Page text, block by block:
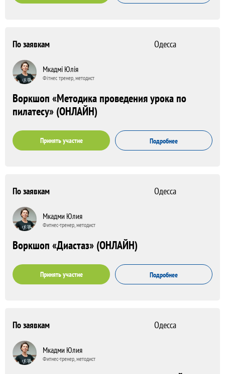
По заявкам Одесса
Мкадмі Юлія
Фітнес тренер, методист
Воркшоп «Методика проведения урока по
пилатесу» (ОНЛАЙН)
Принять участие Подробнее
По заявкам Одесса
Мкадми Юлия
Фитнес-тренер, методист
Воркшоп «Диастаз» (ОНЛАЙН)
Принять участие Подробнее
По заявкам Одесса
Мкадми Юлия
Фитнес-тренер, методист